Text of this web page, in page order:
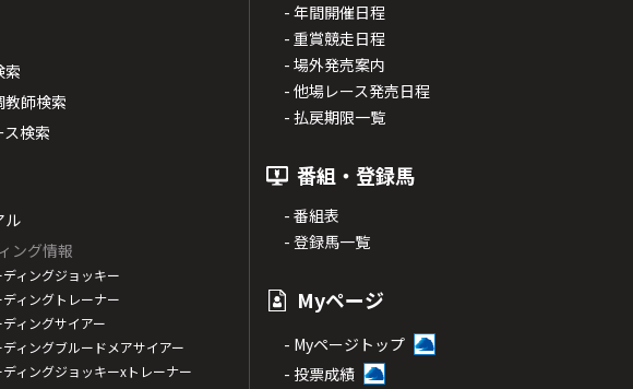
索
教師検索
検索
ル
ング情報
ィングジョッキー
ィングトレーナー
ィングサイアー
ィングブルードメアサイアー
ィングジョッキーxトレーナー
- 年間開催日程
- 重賞競走日程
- 場外発売案内
- 他場レース発売日程
- 払戻期限一覧
番組・登録馬
- 番組表
- 登録馬一覧
Myページ
- Myページトップ
- 投票成績